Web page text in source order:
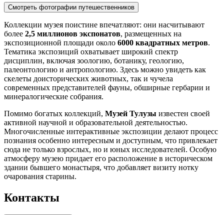
Смотреть фотографии путешественников
Коллекции музея поистине впечатляют: они насчитывают
более 2,5 миллионов экспонатов, размещенных на
экспозиционной площади около 6000 квадратных метров.
Тематика экспозиций охватывает широкий спектр
дисциплин, включая зоологию, ботанику, геологию,
палеонтологию и антропологию. Здесь можно увидеть как
скелеты доисторических животных, так и чучела
современных представителей фауны, обширные гербарии и
минералогические собрания.
Помимо богатых коллекций, Музей Тулузы известен своей
активной научной и образовательной деятельностью.
Многочисленные интерактивные экспозиции делают процесс
познания особенно интересным и доступным, что привлекает
сюда не только взрослых, но и юных исследователей. Особую
атмосферу музею придает его расположение в историческом
здании бывшего монастыря, что добавляет визиту нотку
очарования старины.
Контакты